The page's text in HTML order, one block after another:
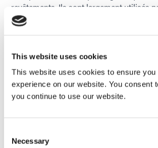
This website uses cookies
This website uses cookies to ensure you
experience on our website. You consent
you continue to use our website.
Selection
Necessary
revêtements. Ils sont largement utilisés
imprimés car ils offrent une excellente
les produits chimiques et l'humidité.
possible de retirer le revêtement pour le
revêtements prennent généralement
temps à polymérisation que les
uréthanne acrylé.